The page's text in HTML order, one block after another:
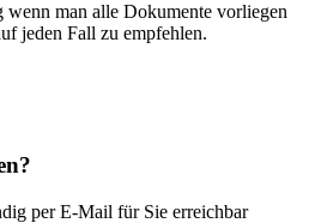
wenn man alle Dokumente vorliegen
jeden Fall zu empfehlen.
per E-Mail für Sie erreichbar